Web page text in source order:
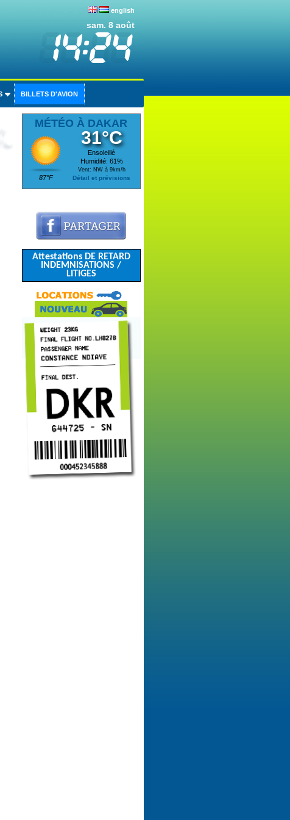
english
sam. 8 août
BILLETS D'AVION
MÉTÉO À DAKAR
87°F
31°C
Ensoleillé
Humidité: 61%
Vent: NW à 9km/h
Détail et prévisions
Attestations DE RETARD
INDEMNISATIONS /
LITIGES